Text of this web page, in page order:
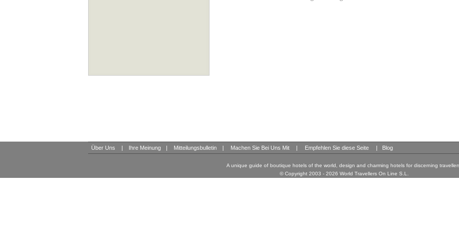
Über Uns | Ihre Meinung | Mitteilungsbulletin | Machen Sie Bei Uns Mit | Empfehlen Sie diese Seite | Blog
A unique guide of boutique hotels of the world, design and charming hotels for discerning
© Copyright 2003 - 2026 World Travellers On Line S.L.